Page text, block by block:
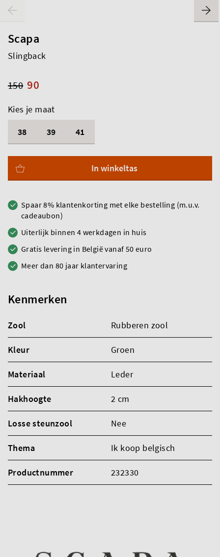
Scapa
Slingback
90
150
Kies je maat
38
39 41
In winkeltas
Spaar 8% klantenkorting met elke bestelling (m.u.v.
cadeaubon)
Uiterlijk binnen 4 werkdagen in huis
Gratis levering in België vanaf 50 euro
Meer dan 80 jaar klantervaring
Kenmerken
Zool Rubberen zool
Kleur Groen
Materiaal Leder
Hakhoogte 2 cm
Losse steunzool Nee
Thema Ik koop belgisch
Productnummer 232330